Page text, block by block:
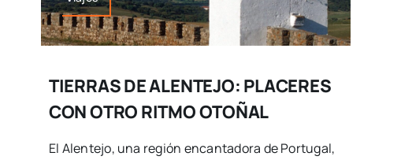
TIERRAS DE ALENTEJO: PLACERES
CON OTRO RITMO OTOÑAL
El Alentejo, una región encantadora de Portugal,